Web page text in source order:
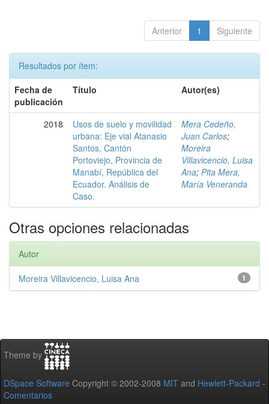
Anterior 1 Siguiente
Resultados por ítem:
Fecha de
publicación
Título Autor(es)
2018
Usos de suelo y movilidad
urbana: Eje vial Atanasio
Santos, Cantón
Portoviejo, Provincia de
Manabí, República del
Ecuador. Análisis de
Caso.
Mera Cedeño,
Juan Carlos;
Moreira
Villavicencio, Luisa
Ana; Pita Mera,
María Veneranda
Otras opciones relacionadas
Autor
1
Moreira Villavicencio, Luisa Ana
Theme by
DSpace Software Copyright © 2002-2008 MIT and Hewlett-Packard -
Comentarios